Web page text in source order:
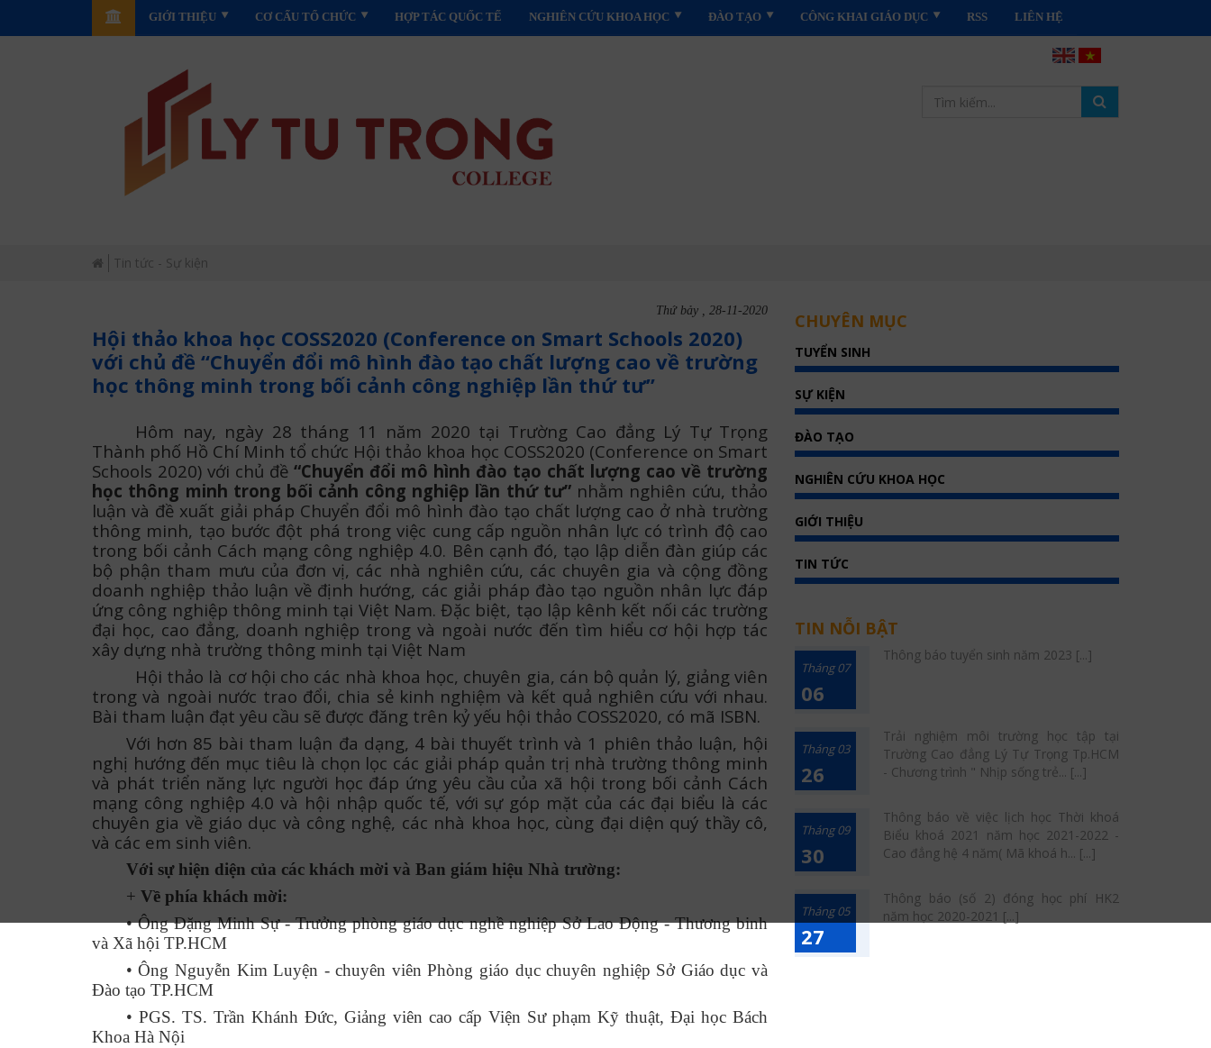
GIỚI THIỆU CƠ CẤU TỔ CHỨC HỢP TÁC QUỐC TẾ NGHIÊN CỨU KHOA HỌC ĐÀO TẠO CÔNG KHAI GIÁO DỤC RSS LIÊN HỆ
Tin tức - Sự kiện
Thứ bảy , 28-11-2020
Hội thảo khoa học COSS2020 (Conference on Smart Schools 2020)
với chủ đề “Chuyển đổi mô hình đào tạo chất lượng cao về trường
học thông minh trong bối cảnh công nghiệp lần thứ tư”
Hôm nay, ngày 28 tháng 11 năm 2020 tại Trường Cao đẳng Lý Tự Trọng
Thành phố Hồ Chí Minh tổ chức Hội thảo khoa học COSS2020 (Conference on Smart
Schools 2020) với chủ đề “Chuyển đổi mô hình đào tạo chất lượng cao về trường
học thông minh trong bối cảnh công nghiệp lần thứ tư”nhằm nghiên cứu, thảo
luận và đề xuất giải pháp Chuyển đổi mô hình đào tạo chất lượng cao ở nhà trường
thông minh, tạo bước đột phá trong việc cung cấp nguồn nhân lực có trình độ cao
trong bối cảnh Cách mạng công nghiệp 4.0. Bên cạnh đó, tạo lập diễn đàn giúp các
bộ phận tham mưu của đơn vị, các nhà nghiên cứu, các chuyên gia và cộng đồng
doanh nghiệp thảo luận về định hướng, các giải pháp đào tạo nguồn nhân lực đáp
ứng công nghiệp thông minh tại Việt Nam. Đặc biệt, tạo lập kênh kết nối các trường
đại học, cao đẳng, doanh nghiệp trong và ngoài nước đến tìm hiểu cơ hội hợp tác
xây dựng nhà trường thông minh tại Việt Nam
Hội thảo là cơ hội cho các nhà khoa học, chuyên gia, cán bộ quản lý, giảng viên
trong và ngoài nước trao đổi, chia sẻ kinh nghiệm và kết quả nghiên cứu với nhau.
Bài tham luận đạt yêu cầu sẽ được đăng trên kỷ yếu hội thảo COSS2020, có mã ISBN.
Với hơn 85 bài tham luận đa dạng, 4 bài thuyết trình và 1 phiên thảo luận, hội
nghị hướng đến mục tiêu là chọn lọc các giải pháp quản trị nhà trường thông minh
và phát triển năng lực người học đáp ứng yêu cầu của xã hội trong bối cảnh Cách
mạng công nghiệp 4.0 và hội nhập quốc tế, với sự góp mặt của các đại biểu là các
chuyên gia về giáo dục và công nghệ, các nhà khoa học, cùng đại diện quý thầy cô,
và các em sinh viên.
Với sự hiện diện của các khách mời và Ban giám hiệu Nhà trường:
+ Về phía khách mời:
• Ông Đặng Minh Sự - Trưởng phòng giáo dục nghề nghiệp Sở Lao Động - Thương binh
và Xã hội TP.HCM
• Ông Nguyễn Kim Luyện - chuyên viên Phòng giáo dục chuyên nghiệp Sở Giáo dục và
Đào tạo TP.HCM
• PGS. TS. Trần Khánh Đức, Giảng viên cao cấp Viện Sư phạm Kỹ thuật, Đại học Bách
Khoa Hà Nội
CHUYÊN MỤC
TUYỂN SINH
SỰ KIỆN
ĐÀO TẠO
NGHIÊN CỨU KHOA HỌC
GIỚI THIỆU
TIN TỨC
TIN NỖI BẬT
Tháng 07
06
Thông báo tuyển sinh năm 2023 [...]
Tháng 03
26
Trải nghiệm môi trường học tập tại
Trường Cao đẳng Lý Tự Trọng Tp.HCM
- Chương trình " Nhịp sống trẻ... [...]
Tháng 09
30
Thông báo về việc lịch học Thời khoá
Biểu khoá 2021 năm học 2021-2022 -
Cao đẳng hệ 4 năm( Mã khoá h... [...]
Tháng 05
27
Thông báo (số 2) đóng học phí HK2
năm học 2020-2021 [...]